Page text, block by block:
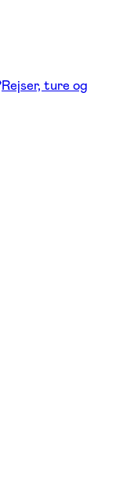
Rejser, ture og